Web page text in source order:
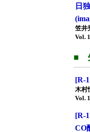
日
笠井
Vol.
■
[R-
木村
Vol.
[R-
CO